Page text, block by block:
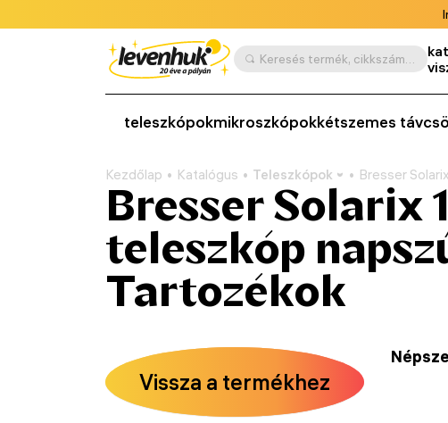
Keresés termék, cikkszám, kategória stb. szerint
teleszkópokmikroszkópokkétszemes
Kezdőlap Katalógus Teleszkópok Bresser
Bresser Solarix
teleszkóp
Tartozékok
Vissza a termékhez